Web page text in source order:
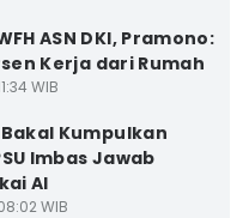
ASN DKI, Pramono:
Kerja dari Rumah
WIB
Kumpulkan
Imbas Jawab
AI
WIB